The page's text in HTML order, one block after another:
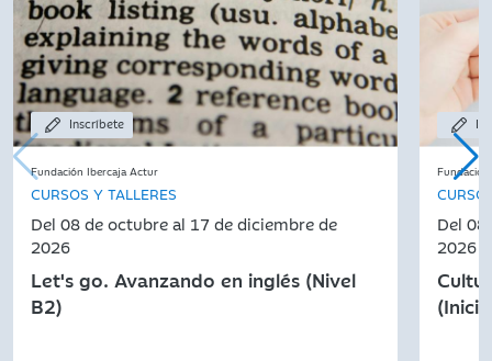
Inscríbete
Fundación Ibercaja Actur
CURSOS Y TALLERES
Del 08 de octubre al 17 de diciembre de
2026
Let's go. Avanzando en inglés (Nivel
B2)
Del
2026